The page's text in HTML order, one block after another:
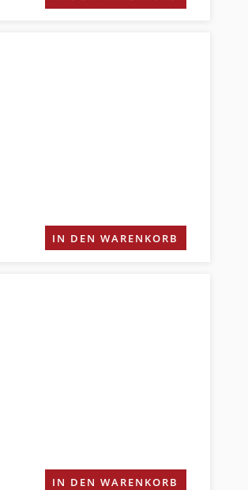
IN DEN WARENKORB
IN DEN WARENKORB